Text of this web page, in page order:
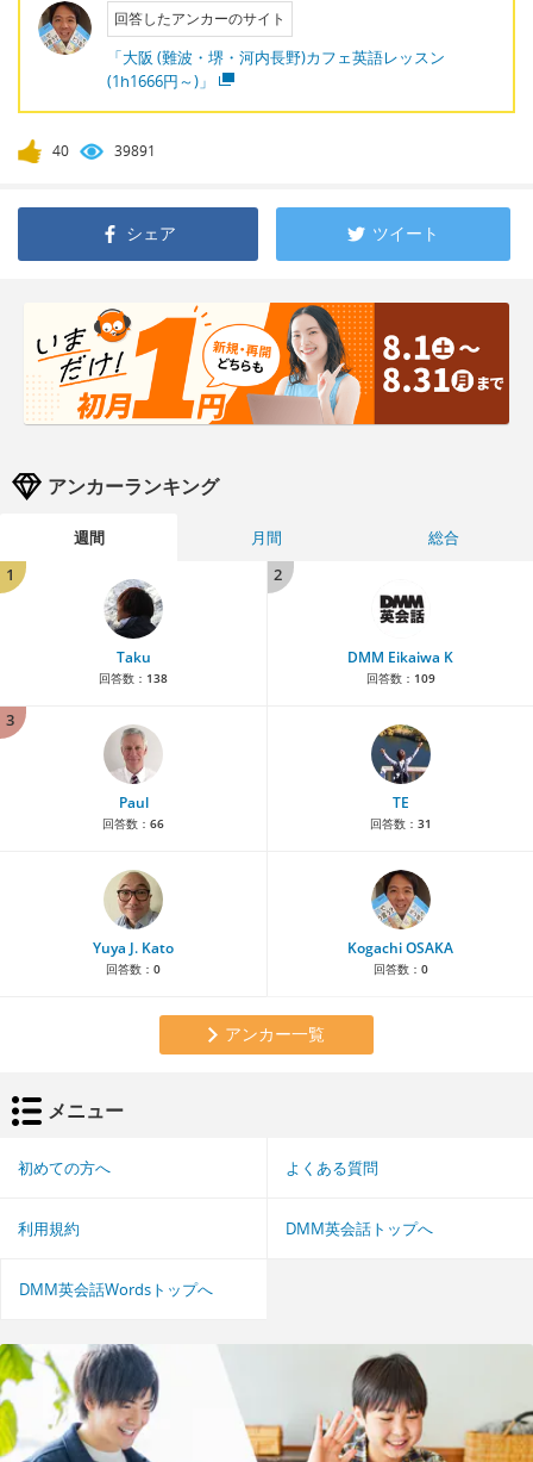
回答したアンカーのサイト
「大阪 (難波・堺・河内長野)カフェ英語レッスン
(1h1666円～)」
40 39891
シェア ツイート
アンカーランキング
週間 月間
総合
1
Taku
回答数： 138
2
DMM Eikaiwa K
回答数： 109
3
Paul
回答数： 66
TE
回答数： 31
Yuya J. Kato
回答数： 0
Kogachi OSAKA
回答数： 0
アンカー一覧
メニュー
初めての方へ よくある質問
利用規約 DMM英会話トップへ
DMM英会話Wordsトップへ